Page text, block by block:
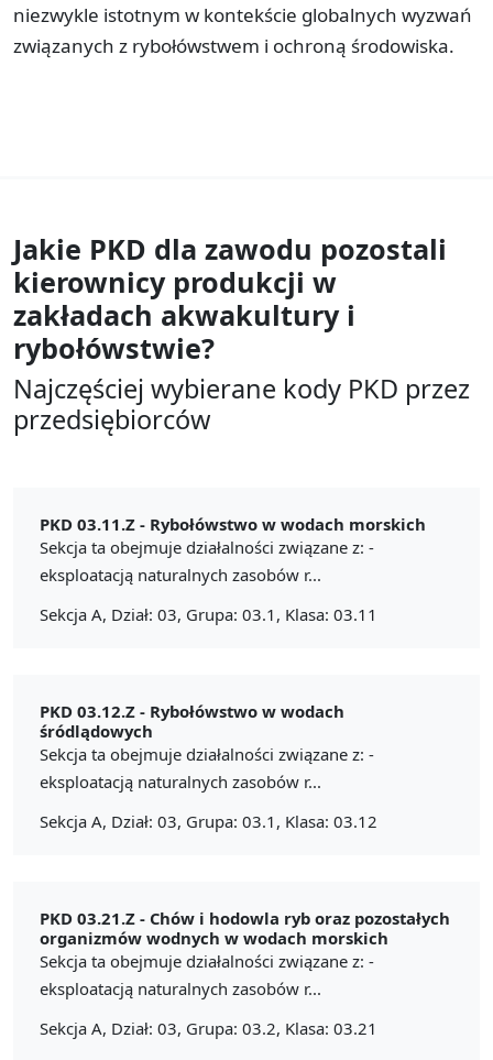
niezwykle istotnym w kontekście globalnych wyzwań
związanych z rybołówstwem i ochroną środowiska.
Jakie PKD dla zawodu pozostali
kierownicy produkcji w
zakładach akwakultury i
rybołówstwie?
Najczęściej wybierane kody PKD przez
przedsiębiorców
PKD 03.11.Z - Rybołówstwo w wodach morskich
Sekcja ta obejmuje działalności związane z: -
eksploatacją naturalnych zasobów r...
Sekcja A, Dział: 03, Grupa: 03.1, Klasa: 03.11
PKD 03.12.Z - Rybołówstwo w wodach
śródlądowych
Sekcja ta obejmuje działalności związane z: -
eksploatacją naturalnych zasobów r...
Sekcja A, Dział: 03, Grupa: 03.1, Klasa: 03.12
PKD 03.21.Z - Chów i hodowla ryb oraz pozostałych
organizmów wodnych w wodach morskich
Sekcja ta obejmuje działalności związane z: -
eksploatacją naturalnych zasobów r...
Sekcja A, Dział: 03, Grupa: 03.2, Klasa: 03.21